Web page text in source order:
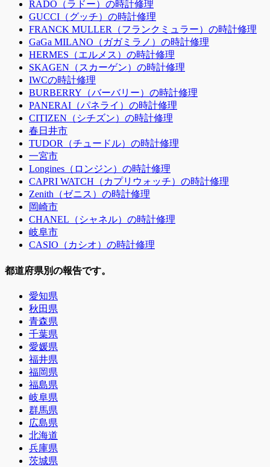
RADO（ラドー）の時計修理
GUCCI（グッチ）の時計修理
FRANCK MULLER（フランクミュラー）の時計修理
GaGa MILANO（ガガミラノ）の時計修理
HERMES（エルメス）の時計修理
SKAGEN（スカーゲン）の時計修理
IWCの時計修理
BURBERRY（バーバリー）の時計修理
PANERAI（パネライ）の時計修理
CITIZEN（シチズン）の時計修理
春日井市
TUDOR（チュードル）の時計修理
一宮市
Longines（ロンジン）の時計修理
CAPRI WATCH（カプリウォッチ）の時計修理
Zenith（ゼニス）の時計修理
岡崎市
CHANEL（シャネル）の時計修理
岐阜市
CASIO（カシオ）の時計修理
都道府県別の報告です。
愛知県
秋田県
青森県
千葉県
愛媛県
福井県
福岡県
福島県
岐阜県
群馬県
広島県
北海道
兵庫県
茨城県